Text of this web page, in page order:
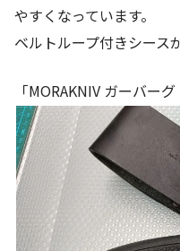
やすくなっています。
ベルトループ付きシース
「MORAKNIV ガーバー